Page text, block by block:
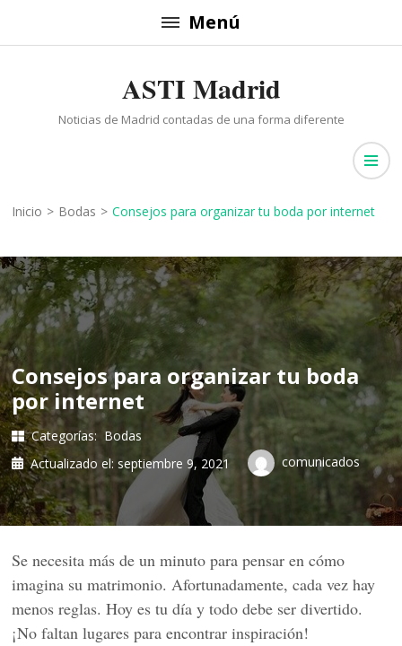
al
Menú
ASTI Madrid
Noticias de Madrid contadas de una forma diferente
Inicio > Bodas > Consejos para organizar tu boda por internet
Consejos para organizar tu boda
por internet
Categorías: Bodas
Actualizado el: septiembre 9, 2021 comunicados
Se necesita más de un minuto para pensar en cómo
imagina su matrimonio. Afortunadamente, cada vez hay
menos reglas. Hoy es tu día y todo debe ser divertido.
¡No faltan lugares para encontrar inspiración!